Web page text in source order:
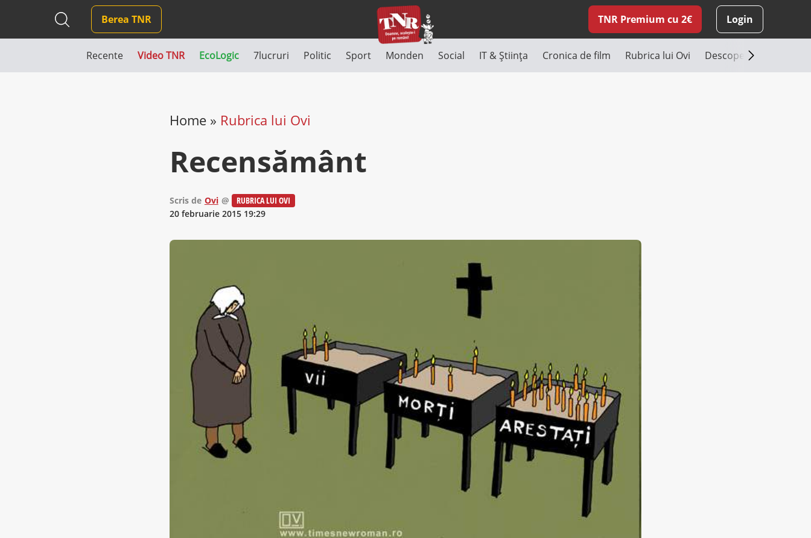
Berea TNR TNR Premium cu 2€ Login
Recente Video TNR EcoLogic 7lucruri Politic Sport Monden Social IT & Știința Cronica de film Rubrica lui Ovi Descoperă România
Home» Rubrica lui Ovi
Recensământ
Scris de Ovi @
RUBRICA LUI OVI
20 februarie 2015 19:29